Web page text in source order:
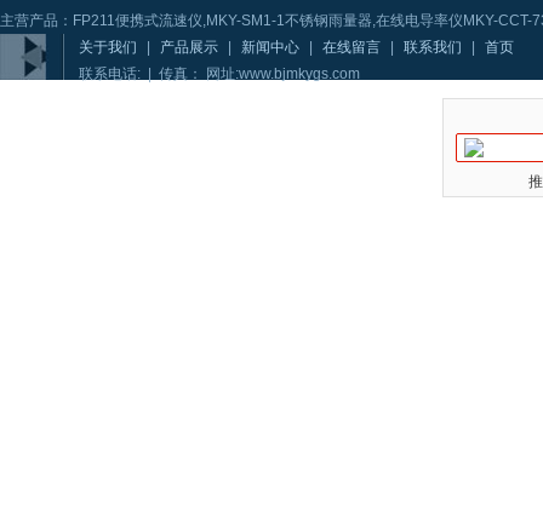
主营产品：FP211便携式流速仪,MKY-SM1-1不锈钢雨量器,在线电导率仪MKY-CCT-
关于我们
产品展示 新闻中心 在线留言 联系我们
首页
联系电话: | 传真： 网址:www.bjmkygs.com